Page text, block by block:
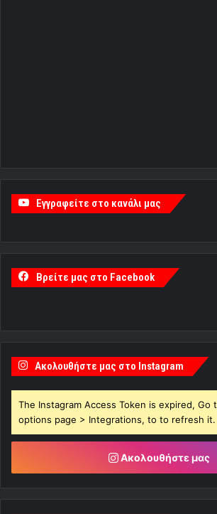
Εγγραφείτε στο κανάλι μας
Βρείτε μας στο Facebook
Ακολουθήστε μας στο Instagram
The Instagram Access Token is expired, Go
options page > Integrations, to to refresh it.
Ακολουθήστε μας